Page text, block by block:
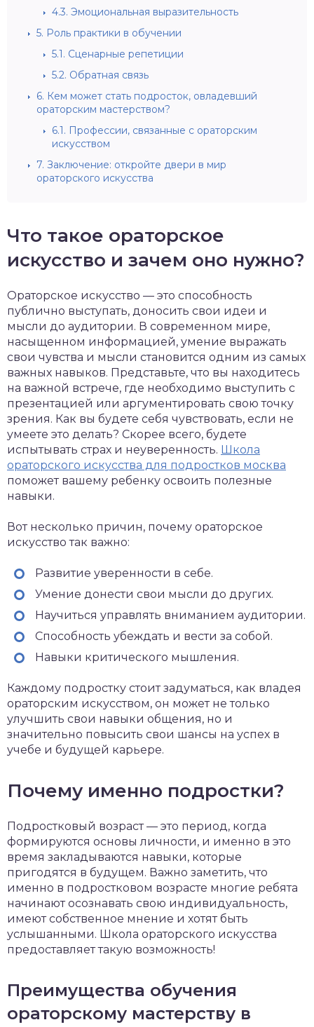
4.3. Эмоциональная выразительность
5. Роль практики в обучении
5.1. Сценарные репетиции
5.2. Обратная связь
6. Кем может стать подросток, овладевший
ораторским мастерством?
6.1. Профессии, связанные с ораторским
искусством
7. Заключение: откройте двери в мир
ораторского искусства
Что такое ораторское
искусство и зачем оно нужно?
Ораторское искусство — это способность
публично выступать, доносить свои идеи и
мысли до аудитории. В современном мире,
насыщенном информацией, умение выражать
свои чувства и мысли становится одним из самых
важных навыков. Представьте, что вы находитесь
на важной встрече, где необходимо выступить с
презентацией или аргументировать свою точку
зрения. Как вы будете себя чувствовать, если не
умеете это делать? Скорее всего, будете
испытывать страх и неуверенность. Школа
ораторского искусства для подростков москва
поможет вашему ребенку освоить полезные
навыки.
Вот несколько причин, почему ораторское
искусство так важно:
Развитие уверенности в себе.
Умение донести свои мысли до других.
Научиться управлять вниманием аудитории.
Способность убеждать и вести за собой.
Навыки критического мышления.
Каждому подростку стоит задуматься, как владея
ораторским искусством, он может не только
улучшить свои навыки общения, но и
значительно повысить свои шансы на успех в
учебе и будущей карьере.
Почему именно подростки?
Подростковый возраст — это период, когда
формируются основы личности, и именно в это
время закладываются навыки, которые
пригодятся в будущем. Важно заметить, что
именно в подростковом возрасте многие ребята
начинают осознавать свою индивидуальность,
имеют собственное мнение и хотят быть
услышанными. Школа ораторского искусства
предоставляет такую возможность!
Преимущества обучения
ораторскому мастерству в